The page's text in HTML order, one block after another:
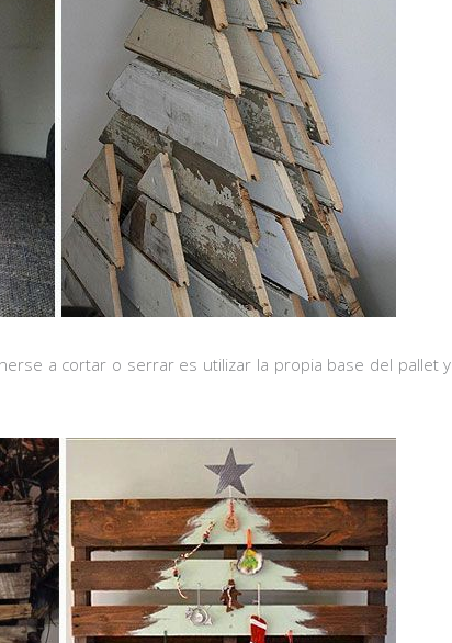
a cortar o serrar es utilizar la propia base del pallet y